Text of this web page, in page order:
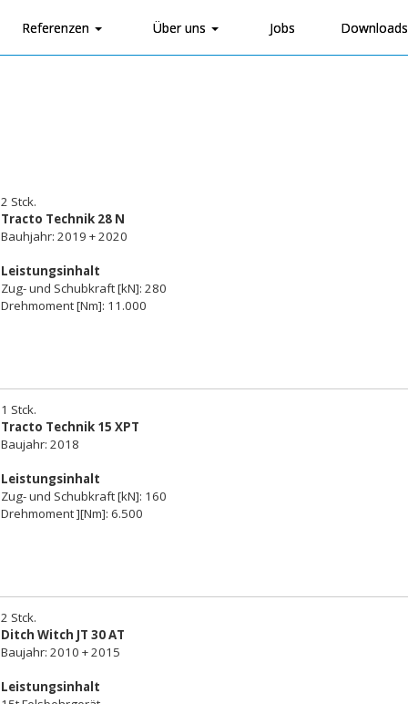
Referenzen Über uns Jobs Downloads
2 Stck.
Tracto Technik 28 N
Bauhjahr: 2019 + 2020
Leistungsinhalt
Zug- und Schubkraft [kN]: 280
Drehmoment [Nm]: 11.000
1 Stck.
Tracto Technik 15 XPT
Baujahr: 2018
Leistungsinhalt
Zug- und Schubkraft [kN]: 160
Drehmoment ][Nm]: 6.500
2 Stck.
Ditch Witch JT 30 AT
Baujahr: 2010 + 2015
Leistungsinhalt